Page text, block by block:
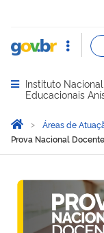
Abrir menu
Instituto
Educacionais
Você está aqui:
Página Inicial
Áreas de
Prova Nacional Docente
Prova